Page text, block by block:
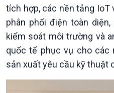
tích hợp, các nền tảng IoT
phân phối điện toàn
kiểm soát môi trường và
quốc tế phục vụ cho các
sản xuất yêu cầu kỹ thuật